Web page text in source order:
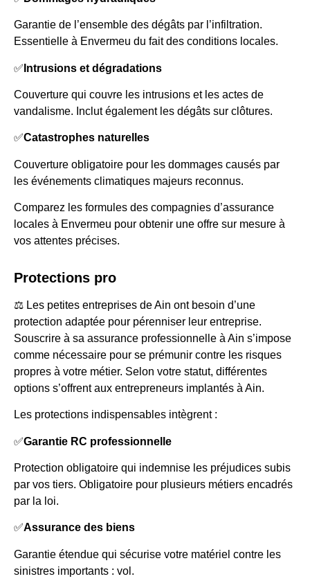
Garantie de l’ensemble des dégâts par l’infiltration.
Essentielle à Envermeu du fait des conditions locales.
✅ Intrusions et dégradations
Couverture qui couvre les intrusions et les actes de
vandalisme. Inclut également les dégâts sur clôtures.
✅Catastrophes naturelles
Couverture obligatoire pour les dommages causés par
les événements climatiques majeurs reconnus.
Comparez les formules des compagnies d’assurance
locales à Envermeu pour obtenir une offre sur mesure à
vos attentes précises.
Protections pro
⚖️ Les petites entreprises de Ain ont besoin d’une
protection adaptée pour pérenniser leur entreprise.
Souscrire à sa assurance professionnelle à Ain s’impose
comme nécessaire pour se prémunir contre les risques
propres à votre métier. Selon votre statut, différentes
options s’offrent aux entrepreneurs implantés à Ain.
Les protections indispensables intègrent :
✅Garantie RC professionnelle
Protection obligatoire qui indemnise les préjudices subis
par vos tiers. Obligatoire pour plusieurs métiers encadrés
par la loi.
✅Assurance des biens
Garantie étendue qui sécurise votre matériel contre les
sinistres importants : vol.